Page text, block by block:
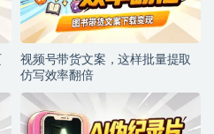
视频号带货文案，这样批量提取
仿写效率翻倍